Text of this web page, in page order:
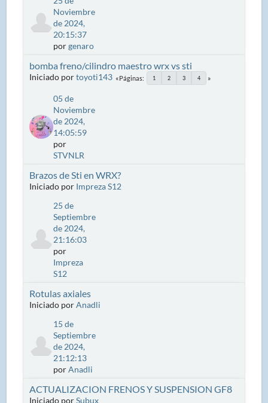
Noviembre
de 2024,
20:15:37
porgenaro
bomba freno/cilindro maestro wrx vs sti
Iniciado portoyoti143 Páginas 1 2 3 4
05 de
Noviembre
de 2024,
14:05:59
por
STVNLR
Brazos de Sti en WRX?
Iniciado por Impreza S12
25 de
Septiembre
de 2024,
21:16:03
por
Impreza
S12
Rotulas axiales
Iniciado porAnadli
15 de
Septiembre
de 2024,
21:12:13
porAnadli
ACTUALIZACION FRENOS Y SUSPENSION GF8
Iniciado porSubux